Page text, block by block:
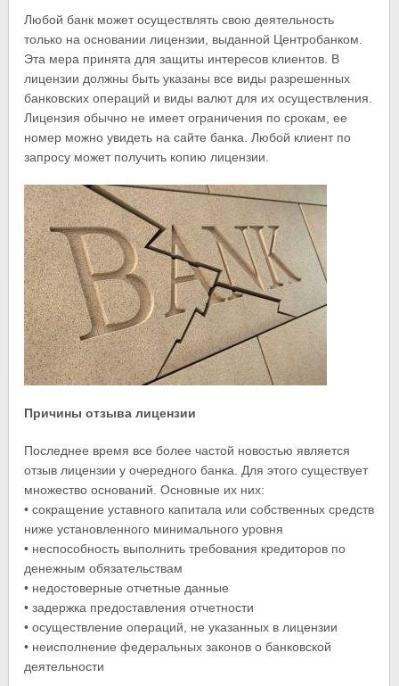
Любой банк может осуществлять свою деятельность
только на основании лицензии, выданной Центробанком.
Эта мера принята для защиты интересов клиентов. В
лицензии должны быть указаны все виды разрешенных
банковских операций и виды валют для их осуществления.
Лицензия обычно не имеет ограничения по срокам, ее
номер можно увидеть на сайте банка. Любой клиент по
запросу может получить копию лицензии.
Причины отзыва лицензии
Последнее время все более частой новостью является
отзыв лицензии у очередного банка. Для этого существует
множество оснований. Основные их них:
• сокращение уставного капитала или собственных средств
ниже установленного минимального уровня
• неспособность выполнить требования кредиторов по
денежным обязательствам
• недостоверные отчетные данные
• задержка предоставления отчетности
• осуществление операций, не указанных в лицензии
• неисполнение федеральных законов о банковской
деятельности